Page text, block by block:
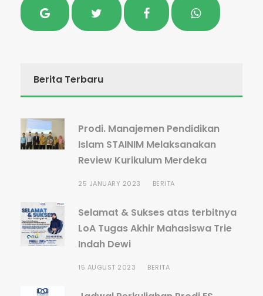
Berita Terbaru
Prodi. Manajemen Pendidikan
Islam STAINIM Melaksanakan
Review Kurikulum Merdeka
25 JANUARY 2023 BERITA
Selamat & Sukses atas terbitnya
LoA Tugas Akhir Mahasiswa Trie
Indah Dewi
15 AUGUST 2023 BERITA